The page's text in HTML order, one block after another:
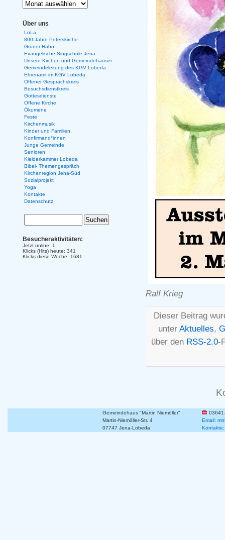
Ralf Krieg
Dieser Beitrag
unter Aktuelles,
über den RSS-2.0-
Über uns
LoLa
800 Jahre Peterskirche
Grüner Hahn
Evangelische Singschule Jena
Unsere Kirchen und Gemeindehäuser
Gemeindeleitung des KGV Lobeda
Ehrenamt im KGV Lobeda
Offener Gesprächskreis
Besuchsdienstkreis
Gottesdienste
Offene Kirche
Ökumene
Feste
Kirchenmusik
Kinder und Familien
Konfirmand*innen
Junge Gemeinde
Senioren
Kleiderkammer Lobeda
Bibel- Themengespräch
Kirchenregion Jena-Süd
Sozialprojekt
Yoga
Kontakte
Datenschutz
Besucheraktivitäten:
Jetzt online: 1
Klicks (Hits) heute: 341
Klicks diese Woche: 1681
Gemeindehaus "Martin Niemöller"
Martin-Niemöller-Str. 4
Email:
07747 Jena-Lobeda